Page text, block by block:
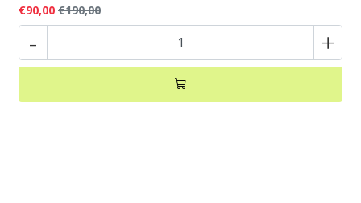
€90,00 €190,00
- +